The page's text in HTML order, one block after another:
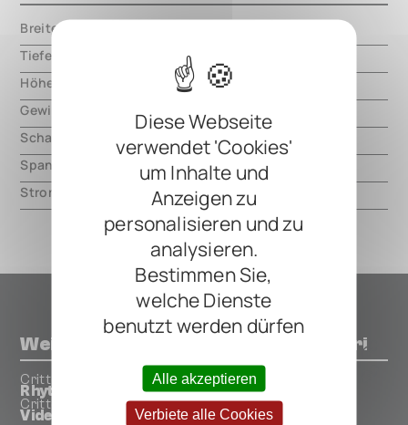
Diese Webseite
verwendet 'Cookies'
um Inhalte und
Anzeigen zu
personalisieren und zu
analysieren.
Bestimmen Sie,
welche Dienste
benutzt werden dürfen
Alle akzeptieren
Verbiete alle Cookies
Breite
Tiefe
Höhe
000.00 mm
Gewicht
000.00 mm
Schaltungsart
analog
Spannung
9V DC, center negative
Strom
1300mA
Weitere Pedals von Critter & Guitari
Critter & Guitari
Rhythm Scope
Critter & Guitari
Video Scope